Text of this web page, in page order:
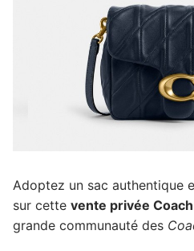
Adoptez un sac authentique
sur cette vente privée Coach
grande communauté des